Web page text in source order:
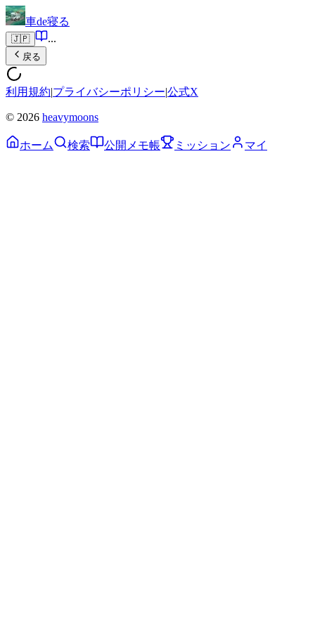
車de寝る
🇯🇵 ...
戻る
利用規約|プライバシーポリシー|公式X
© 2026 heavymoons
ホーム 検索 公開メモ帳 ミッション マイ